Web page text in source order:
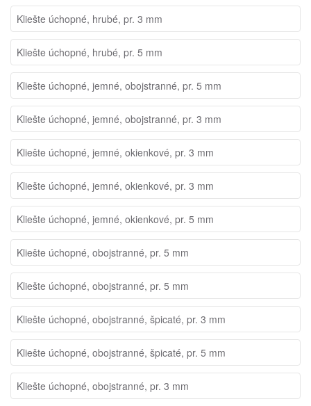
Kliešte úchopné, hrubé, pr. 3 mm
Kliešte úchopné, hrubé, pr. 5 mm
Kliešte úchopné, jemné, obojstranné, pr. 5 mm
Kliešte úchopné, jemné, obojstranné, pr. 3 mm
Kliešte úchopné, jemné, okienkové, pr. 3 mm
Kliešte úchopné, jemné, okienkové, pr. 3 mm
Kliešte úchopné, jemné, okienkové, pr. 5 mm
Kliešte úchopné, obojstranné, pr. 5 mm
Kliešte úchopné, obojstranné, pr. 5 mm
Kliešte úchopné, obojstranné, špicaté, pr. 3 mm
Kliešte úchopné, obojstranné, špicaté, pr. 5 mm
Kliešte úchopné, obojstranné, pr. 3 mm